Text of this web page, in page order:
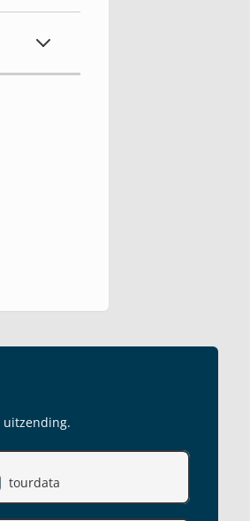
uitzending.
tourdata